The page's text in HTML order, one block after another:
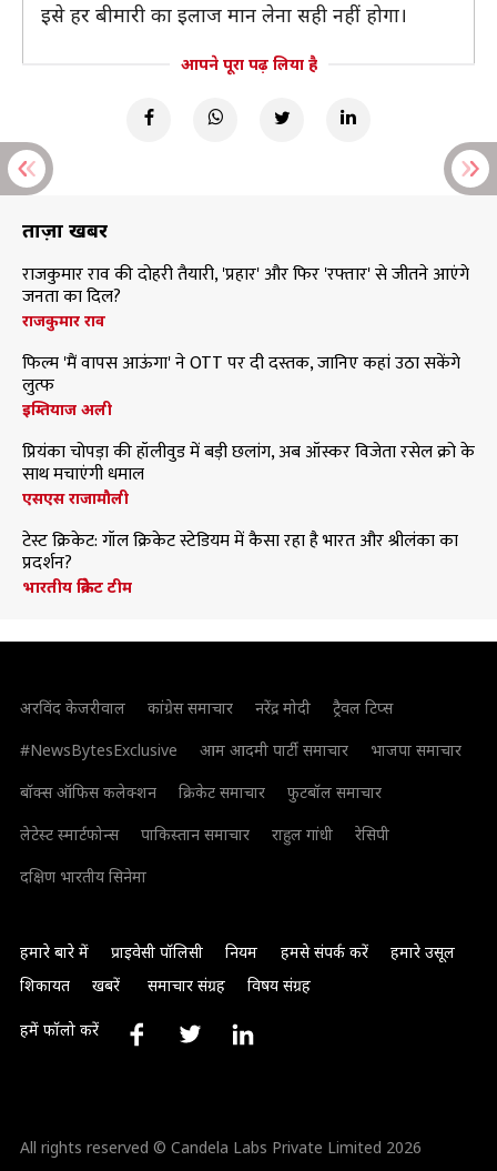
इसे हर बीमारी का इलाज मान लेना सही नहीं होगा।
आपने पूरा पढ़ लिया है
ताज़ा खबरें
राजकुमार राव की दोहरी तैयारी, 'प्रहार' और फिर 'रफ्तार' से जीतने आएंगे
जनता का दिल?
राजकुमार राव
फिल्म 'मैं वापस आऊंगा' ने OTT पर दी दस्तक, जानिए कहां उठा सकेंगे
लुत्फ
इम्तियाज अली
प्रियंका चोपड़ा की हॉलीवुड में बड़ी छलांग, अब ऑस्कर विजेता रसेल क्रो के
साथ मचाएंगी धमाल
एसएस राजामौली
टेस्ट क्रिकेट: गॉल क्रिकेट स्टेडियम में कैसा रहा है भारत और श्रीलंका का
प्रदर्शन?
भारतीय क्रिकेट टीम
अरविंद केजरीवाल कांग्रेस समाचार नरेंद्र मोदी
ट्रैवल टिप्स
#NewsBytesExclusive
आम आदमी पार्टी समाचार
भाजपा समाचार
बॉक्स ऑफिस कलेक्शन
क्रिकेट समाचार
फुटबॉल समाचार
लेटेस्ट स्मार्टफोन्स
पाकिस्तान समाचार राहुल गांधी
रेसिपी
दक्षिण भारतीय सिनेमा
हमारे बारे में प्राइवेसी पॉलिसी नियम हमसे संपर्क करें
हमारे उसूल
शिकायत
खबरें समाचार संग्रह विषय संग्रह
हमें फॉलो करें
All rights reserved © Candela Labs Private Limited 2026